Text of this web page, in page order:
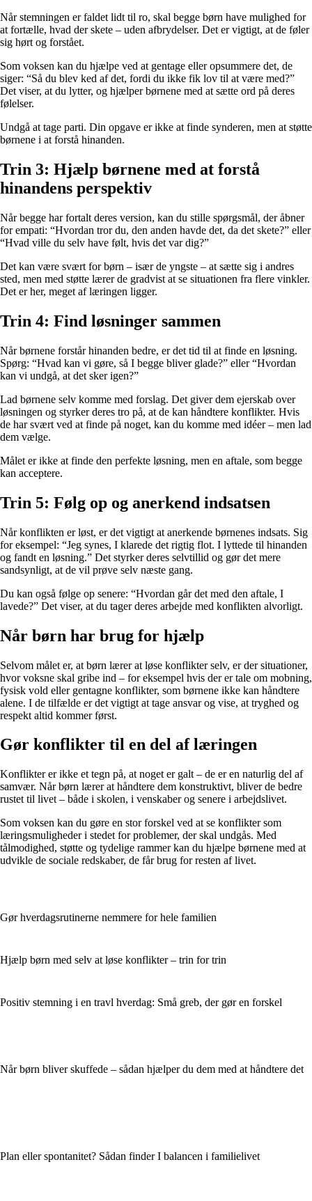
Når stemningen er faldet lidt til ro, skal begge børn have mulighed for
at fortælle, hvad der skete – uden afbrydelser. Det er vigtigt, at de føler
sig hørt og forstået.
Som voksen kan du hjælpe ved at gentage eller opsummere det, de
siger: “Så du blev ked af det, fordi du ikke fik lov til at være med?”
Det viser, at du lytter, og hjælper børnene med at sætte ord på deres
følelser.
Undgå at tage parti. Din opgave er ikke at finde synderen, men at støtte
børnene i at forstå hinanden.
Trin 3: Hjælp børnene med at forstå
hinandens perspektiv
Når begge har fortalt deres version, kan du stille spørgsmål, der åbner
for empati: “Hvordan tror du, den anden havde det, da det skete?” eller
“Hvad ville du selv have følt, hvis det var dig?”
Det kan være svært for børn – især de yngste – at sætte sig i andres
sted, men med støtte lærer de gradvist at se situationen fra flere vinkler.
Det er her, meget af læringen ligger.
Trin 4: Find løsninger sammen
Når børnene forstår hinanden bedre, er det tid til at finde en løsning.
Spørg: “Hvad kan vi gøre, så I begge bliver glade?” eller “Hvordan
kan vi undgå, at det sker igen?”
Lad børnene selv komme med forslag. Det giver dem ejerskab over
løsningen og styrker deres tro på, at de kan håndtere konflikter. Hvis
de har svært ved at finde på noget, kan du komme med idéer – men lad
dem vælge.
Målet er ikke at finde den perfekte løsning, men en aftale, som begge
kan acceptere.
Trin 5: Følg op og anerkend indsatsen
Når konflikten er løst, er det vigtigt at anerkende børnenes indsats. Sig
for eksempel: “Jeg synes, I klarede det rigtig flot. I lyttede til hinanden
og fandt en løsning.” Det styrker deres selvtillid og gør det mere
sandsynligt, at de vil prøve selv næste gang.
Du kan også følge op senere: “Hvordan går det med den aftale, I
lavede?” Det viser, at du tager deres arbejde med konflikten alvorligt.
Når børn har brug for hjælp
Selvom målet er, at børn lærer at løse konflikter selv, er der situationer,
hvor voksne skal gribe ind – for eksempel hvis der er tale om mobning,
fysisk vold eller gentagne konflikter, som børnene ikke kan håndtere
alene. I de tilfælde er det vigtigt at tage ansvar og vise, at tryghed og
respekt altid kommer først.
Gør konflikter til en del af læringen
Konflikter er ikke et tegn på, at noget er galt – de er en naturlig del af
samvær. Når børn lærer at håndtere dem konstruktivt, bliver de bedre
rustet til livet – både i skolen, i venskaber og senere i arbejdslivet.
Som voksen kan du gøre en stor forskel ved at se konflikter som
læringsmuligheder i stedet for problemer, der skal undgås. Med
tålmodighed, støtte og tydelige rammer kan du hjælpe børnene med at
udvikle de sociale redskaber, de får brug for resten af livet.
Gør hverdagsrutinerne nemmere for hele familien
Hjælp børn med selv at løse konflikter – trin for trin
Positiv stemning i en travl hverdag: Små greb, der gør en forskel
Når børn bliver skuffede – sådan hjælper du dem med at håndtere det
Plan eller spontanitet? Sådan finder I balancen i familielivet